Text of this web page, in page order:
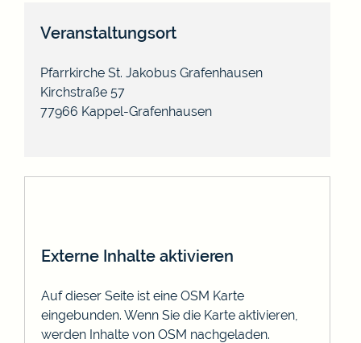
Veranstaltungsort
Pfarrkirche St. Jakobus Grafenhausen
Kirchstraße 57
77966 Kappel-Grafenhausen
Externe Inhalte aktivieren
Auf dieser Seite ist eine OSM Karte
eingebunden. Wenn Sie die Karte aktivieren,
werden Inhalte von OSM nachgeladen.